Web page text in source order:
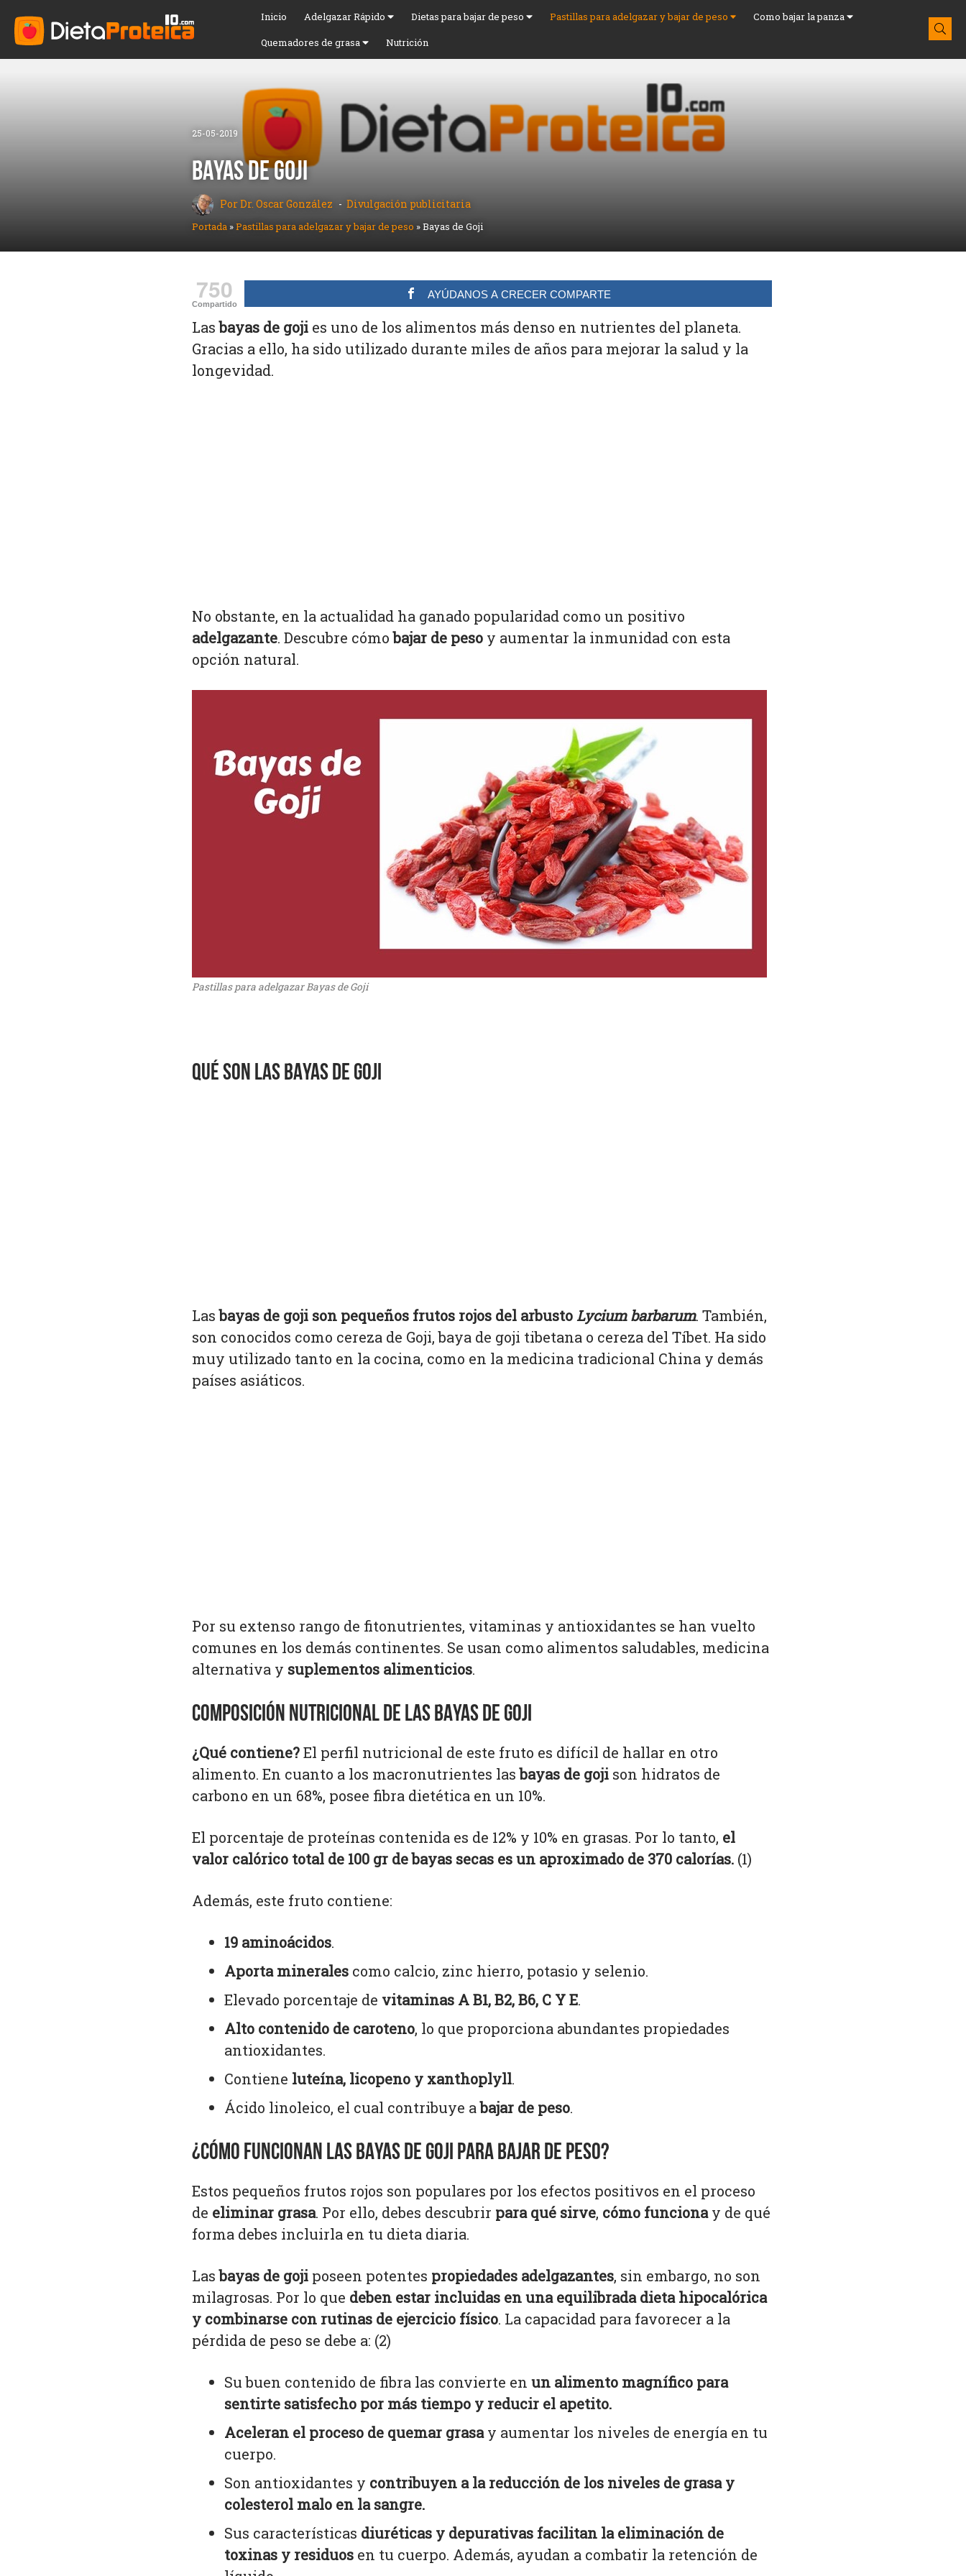
Inicio Adelgazar Rápido Dietas para bajar de peso Pastillas para adelgazar y bajar de peso
Como bajar la panza
Quemadores de grasa
Nutrición
25-05-2019
BAYAS DE GOJI
Por Dr. Oscar González Divulgación publicitaria
Portada »Pastillas para adelgazar y bajar de peso »Bayas de Goji
750
Compartido
AYÚDANOS A CRECER COMPARTE
Lasbayas de goji es uno de los alimentos más denso en nutrientes del planeta.
Gracias a ello, ha sido utilizado durante miles de años para mejorar la salud y la
longevidad.
No obstante, en la actualidad ha ganado popularidad como un positivo
adelgazante. Descubre cómobajar de peso y aumentar la inmunidad con esta
opción natural.
Pastillas para adelgazar Bayas de Goji
QUÉ SON LAS BAYAS DE GOJI
Lasbayas de goji son pequeños frutos rojos del arbusto Lycium barbarum. También,
son conocidos como cereza de Goji, baya de goji tibetana o cereza del Tíbet. Ha sido
muy utilizado tanto en la cocina, como en la medicina tradicional China y demás
países asiáticos.
Por su extenso rango de fitonutrientes, vitaminas y antioxidantes se han vuelto
comunes en los demás continentes. Se usan como alimentos saludables, medicina
alternativa y suplementos alimenticios.
COMPOSICIÓN NUTRICIONAL DE LAS BAYAS DE GOJI
¿Qué contiene?El perfil nutricional de este fruto es difícil de hallar en otro
alimento. En cuanto a los macronutrientes lasbayas de goji son hidratos de
carbono en un 68%, posee fibra dietética en un 10%.
El porcentaje de proteínas contenida es de 12% y 10% en grasas. Por lo tanto, el
valor calórico total de 100 gr de bayas secas es un aproximado de 370 calorías. (1)
Además, este fruto contiene:
19 aminoácidos.
Aporta minerales como calcio, zinc hierro, potasio y selenio.
Elevado porcentaje de vitaminas A B1, B2, B6, C Y E.
Alto contenido de caroteno, lo que proporciona abundantes propiedades
antioxidantes.
Contiene luteína, licopeno y xanthoplyll.
Ácido linoleico, el cual contribuye abajar de peso.
¿CÓMO FUNCIONAN LAS BAYAS DE GOJI PARA BAJAR DE PESO?
Estos pequeños frutos rojos son populares por los efectos positivos en el proceso
de eliminar grasa. Por ello, debes descubrir para qué sirve, cómo funcionay de qué
forma debes incluirla en tu dieta diaria.
Lasbayas de goji poseen potentes propiedades adelgazantes, sin embargo, no son
milagrosas. Por lo que deben estar incluidas en una equilibrada dieta hipocalórica
y combinarse con rutinas de ejercicio físico. La capacidad para favorecer a la
pérdida de peso se debe a: (2)
Su buen contenido de fibra las convierte en un alimento magnífico para
sentirte satisfecho por más tiempo y reducir el apetito.
Aceleran el proceso de quemar grasay aumentar los niveles de energía en tu
cuerpo.
Son antioxidantes y contribuyen a la reducción de los niveles de grasa y
colesterol malo en la sangre.
Sus características diuréticas y depurativas facilitan la eliminación de
toxinas y residuos en tu cuerpo. Además, ayudan a combatir la retención de